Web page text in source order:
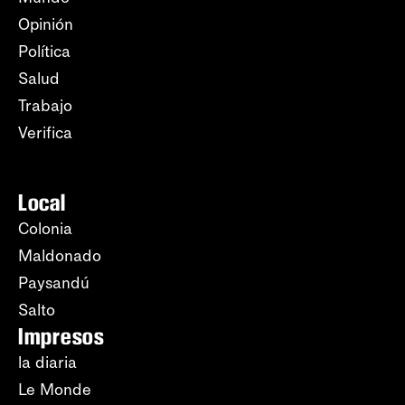
Opinión
Política
Salud
Trabajo
Verifica
Local
Colonia
Maldonado
Paysandú
Salto
Impresos
la diaria
Le Monde